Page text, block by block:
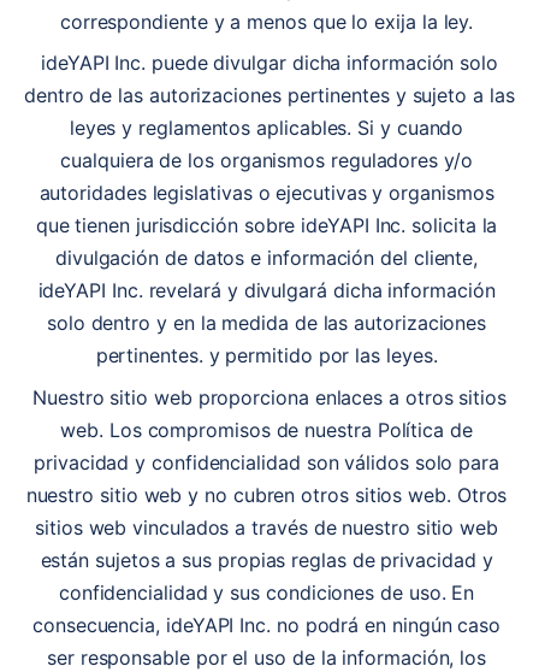
correspondiente y a menos que lo exija la ley.
dentro de las autorizaciones pertinentes y sujeto a las
leyes y reglamentos aplicables. Si y cuando
cualquiera de los organismos reguladores y/o
autoridades legislativas o ejecutivas y organismos
que tienen jurisdicción sobre ideYAPI Inc. solicita la
divulgación de datos e información del cliente,
ideYAPI Inc. revelará y divulgará dicha información
solo dentro y en la medida de las autorizaciones
pertinentes. y permitido por las leyes.
web. Los compromisos de nuestra Política de
privacidad y confidencialidad son válidos solo para
nuestro sitio web y no cubren otros sitios web. Otros
sitios web vinculados a través de nuestro sitio web
están sujetos a sus propias reglas de privacidad y
confidencialidad y sus condiciones de uso. En
consecuencia, ideYAPI Inc. no podrá en ningún caso
ser responsable por el uso de la información, los